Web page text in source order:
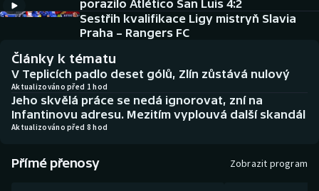
Baseball a softbal
Basketbal
Biatlon
Boby a skeleton
Box
Historické návraty
Aplikace ČT sport
porazilo Atlético San Luis 4:2
Sestřih kvalifikace Ligy mistryň Slavia
Praha – Rangers FC
Články k tématu
V Teplicích padlo deset gólů, Zlín zůstává nulový
Aktualizováno před 1 hod
Jeho skvělá práce se nedá ignorovat, zní na
Infantinovu adresu. Mezitím vyplouvá další skandál
Aktualizováno před 8 hod
Přímé přenosy Zobrazit program